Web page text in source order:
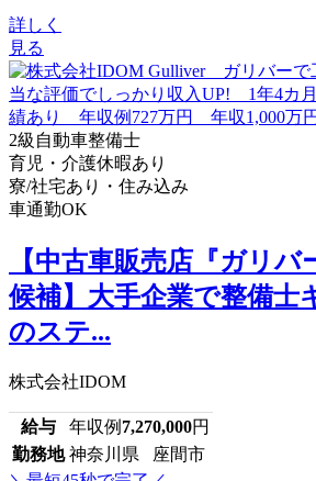
詳しく
見る
2級自動車整備士
育児・介護休暇あり
寮/社宅あり・住み込み
車通勤OK
【中古車販売店『ガリバ
候補】大手企業で整備士
のステ...
株式会社IDOM
給与 年収例 7,270,000円
勤務地 神奈川県 座間市